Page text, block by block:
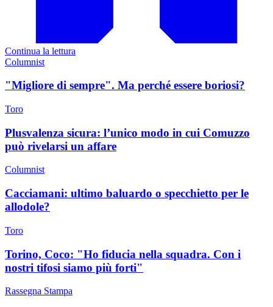
Continua la lettura
Columnist
"Migliore di sempre". Ma perché essere boriosi?
Toro
Plusvalenza sicura: l’unico modo in cui Comuzzo
può rivelarsi un affare
Columnist
Cacciamani: ultimo baluardo o specchietto per le
allodole?
Toro
Torino, Coco: "Ho fiducia nella squadra. Con i
nostri tifosi siamo più forti"
Rassegna Stampa